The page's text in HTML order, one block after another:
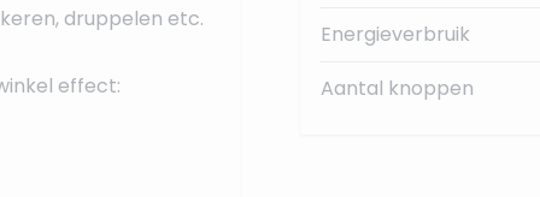
druppelen etc.
effect:
Energieverbruik
Aantal knoppen